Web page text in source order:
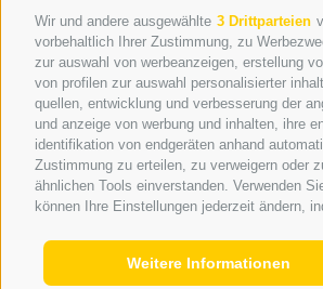
Wir und andere ausgewählte 3 Drittparteien
vorbehaltlich Ihrer Zustimmung, zu
zur auswahl von werbeanzeigen, erstellung
von profilen zur auswahl personalisierter
quellen, entwicklung und verbesserung der
und anzeige von werbung und inhalten, ihre
identifikation von endgeräten anhand
Zustimmung zu erteilen, zu verweigern oder
ähnlichen Tools einverstanden. Verwenden
können Ihre Einstellungen jederzeit ändern,
Weitere Informationen
WIPP-MEDIA GMBH
DER ERKER
NEUSTADT 20A
I-39049 STERZING
TEL.: +39 0472 766876
GRAFIK@DERERKER.IT
INFO@DERERKER.IT